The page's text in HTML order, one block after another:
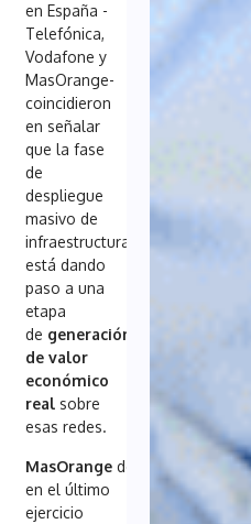
en España -
Telefónica,
Vodafone y
MasOrange-
coincidieron
en señalar
que la fase
de
despliegue
masivo de
infraestructuras
está dando
paso a una
etapa
de generación
de valor
económico
real sobre
esas redes.
MasOrangedestinó
en el último
ejercicio